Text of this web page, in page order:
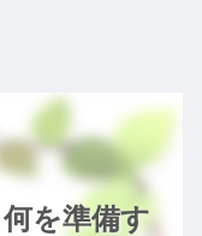
を準備す